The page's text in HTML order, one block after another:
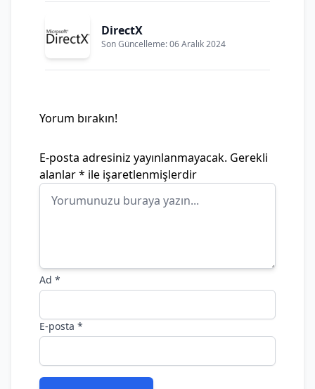
DirectX
Son Güncelleme: 06 Aralık 2024
Yorum bırakın!
E-posta adresiniz yayınlanmayacak. Gerekli
alanlar* ile işaretlenmişlerdir
Ad *
E-posta *